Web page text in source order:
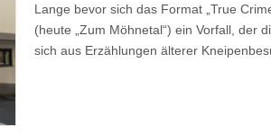
Lange bevor sich das Format „True
(heute „Zum Möhnetal“) ein Vorfall, der
sich aus Erzählungen älterer